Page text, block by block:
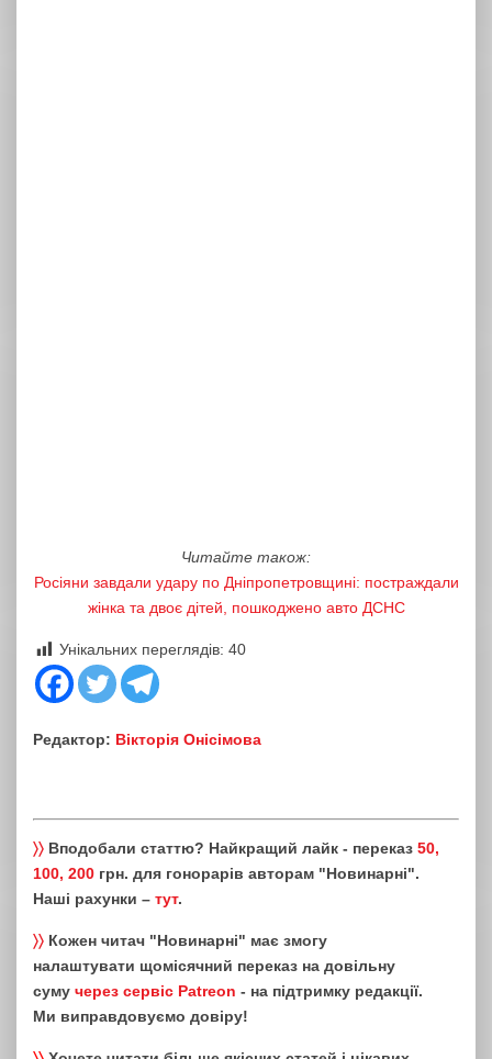
Читайте також:
Росіяни завдали удару по Дніпропетровщині: постраждали
жінка та двоє дітей, пошкоджено авто ДСНС
Унікальних переглядів: 40
Редактор: Вікторія Онісімова
〉〉 Вподобали статтю? Найкращий лайк - переказ 50,
100, 200 грн. для гонорарів авторам "Новинарні".
Наші рахунки – тут.
〉〉 Кожен читач "Новинарні" має змогу
налаштувати щомісячний переказ на довільну
суму через сервіс Patreon - на підтримку редакції.
Ми виправдовуємо довіру!